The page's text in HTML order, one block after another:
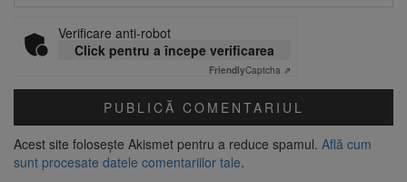
Verificare anti-robot
Click pentru a începe verificarea
FriendlyCaptcha ⇗
Acest site folosește Akismet pentru a reduce spamul. Află cum
sunt procesate datele comentariilor tale.